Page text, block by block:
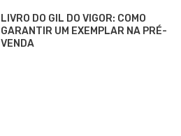
LIVRO DO GIL DO VIGOR: COMO
GARANTIR UM EXEMPLAR NA PRÉ-
VENDA